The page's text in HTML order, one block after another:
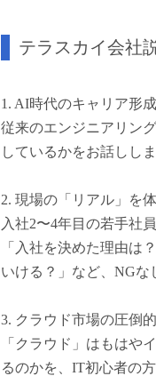
テラスカイ会社
1. AI時代のキャリア形
従来のエンジニアリン
しているかをお話しし
2. 現場の「リアル」を
入社2〜4年目の若手社
「入社を決めた理由は
いける？」など、NGな
3. クラウド市場の圧倒
「クラウド」はもはや
るのかを、IT初心者の